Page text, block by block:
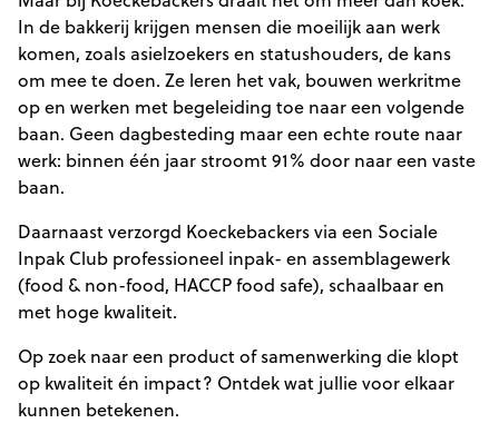
In de bakkerij krijgen mensen die moeilijk aan werk
komen, zoals asielzoekers en statushouders, de kans
om mee te doen. Ze leren het vak, bouwen werkritme
op en werken met begeleiding toe naar een volgende
baan. Geen dagbesteding maar een echte route naar
werk: binnen één jaar stroomt 91% door naar een vaste
baan.
Daarnaast verzorgd Koeckebackers via een Sociale
Inpak Club professioneel inpak- en assemblagewerk
(food & non-food, HACCP food safe), schaalbaar en
met hoge kwaliteit.
Op zoek naar een product of samenwerking die klopt
op kwaliteit én impact? Ontdek wat jullie voor elkaar
kunnen betekenen.